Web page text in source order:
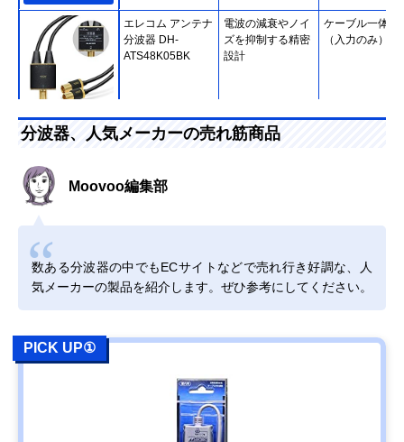
Amazonで見る
エレコム アンテナ
分波器 DH-
ATS48K05BK
電波の減衰やノイ
ズを抑制する精密
設計
ケーブル一体型
（入力のみ）
Amazonで見る
分波器 AE-327SW
Amazonで見る
DXアンテナ 分波
器 MBUM2WS(B)
ノイズに強い入出
力ケーブルを採用
ケーブル一体型
（入出力）
分波器 MBUMS
波器
日本アンテナ 屋内
分波器、人気メーカーの売れ筋商品
Moovoo編集部
数ある分波器の中でもECサイトなどで売れ行き好調な、人
気メーカーの製品を紹介します。ぜひ参考にしてください。
PICK UP①